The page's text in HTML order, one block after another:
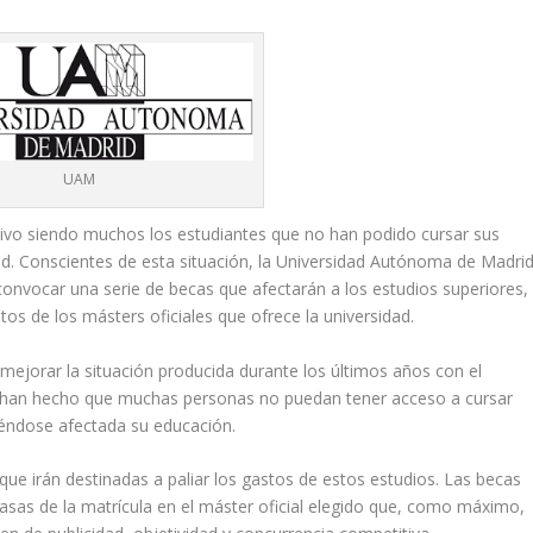
UAM
siendo muchos los estudiantes que no han podido cursar sus
Conscientes de esta situación, la Universidad Autónoma de
una serie de becas que afectarán a los estudios superiores,
de los másters oficiales que ofrece la universidad.
la situación producida durante los últimos años con el
hecho que muchas personas no puedan tener acceso a cursar
afectada su educación.
irán destinadas a paliar los gastos de estos estudios. Las becas
de la matrícula en el máster oficial elegido que, como máximo,